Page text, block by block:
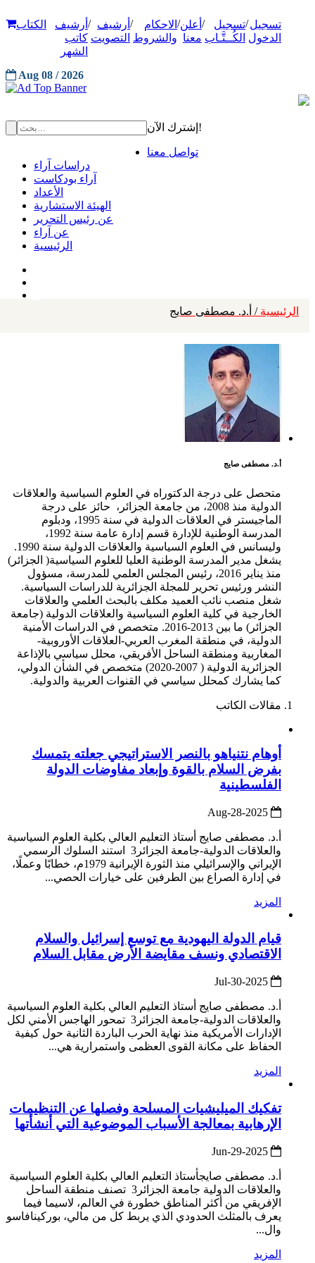
تسجيل
الدخول
/تسجيل
الكُــتَّـاب
/ أعلن
معنا
/ الاحكام
والشروط
/ أرشيف
التصويت
/ أرشيف
كاتب
الشهر
الكتاب
Aug 08 / 2026
إشترك الآن!
تواصل معنا
دراسات آراء
آراء بودكاست
الأعداد
الهيئة الاستشارية
عن رئيس التحرير
عن آراء
الرئيسية
الرئيسية / أ.د. مصطفى صايج
أ.د. مصطفى صايج
متحصل على درجة الدكتوراه في العلوم السياسية والعلاقات
الدولية منذ 2008، من جامعة الجزائر، حائز على درجة
الماجيستر في العلاقات الدولية في سنة 1995، ودبلوم
المدرسة الوطنية للإدارة قسم إدارة عامة سنة 1992،
وليسانس في العلوم السياسية والعلاقات الدولية سنة 1990.
يشغل مدير المدرسة الوطنية العليا للعلوم السياسية( الجزائر)
منذ يناير 2016، رئيس المجلس العلمي للمدرسة، مسؤول
النشر ورئيس تحرير للمجلة الجزائرية للدراسات السياسية.
شغل منصب نائب العميد مكلف بالبحث العلمي والعلاقات
الخارجية في كلية العلوم السياسية والعلاقات الدولية (جامعة
الجزائر) ما بين 2013-2016. متخصص في الدراسات الأمنية
الدولية، في منطقة المغرب العربي-العلاقات الأوروبية-
المغاربية ومنطقة الساحل الأفريقي، محلل سياسي بالإذاعة
الجزائرية الدولية ( 2007-2020) متخصص في الشأن الدولي،
كما يشارك كمحلل سياسي في القنوات العربية والدولية.
مقالات الكاتب
أوهام نتنياهو بالنصر الاستراتيجي جعلته يتمسك
بفرض السلام بالقوة وإبعاد مفاوضات الدولة
الفلسطينية
أ.د. مصطفى صايج أستاذ التعليم العالي بكلية العلوم السياسية
والعلاقات الدولية-جامعة الجزائر3 استند السلوك الرسمي
الإيراني والإسرائيلي منذ الثورة الإيرانية 1979م، خطابًا وعملًا،
في إدارة الصراع بين الطرفين على خيارات الحصي...
المزيد
قيام الدولة اليهودية مع توسع إسرائيل والسلام
الاقتصادي ونسف مقايضة الأرض مقابل السلام
أ.د. مصطفى صايج أستاذ التعليم العالي بكلية العلوم السياسية
والعلاقات الدولية-جامعة الجزائر3 تمحور الهاجس الأمني لكل
الإدارات الأمريكية منذ نهاية الحرب الباردة الثانية حول كيفية
الحفاظ على مكانة القوى العظمى واستمرارية هي...
المزيد
تفكيك الميليشيات المسلحة وفصلها عن التنظيمات
الإرهابية بمعالجة الأسباب الموضوعية التي أنشأتها
أ.د. مصطفى صايجأستاذ التعليم العالي بكلية العلوم السياسية
والعلاقات الدولية جامعة الجزائر3 تصنف منطقة الساحل
الإفريقي من أكثر المناطق خطورة في العالم، لاسيما فيما
يعرف بالمثلث الحدودي الذي يربط كل من مالي، بوركينافاسو
وال...
المزيد